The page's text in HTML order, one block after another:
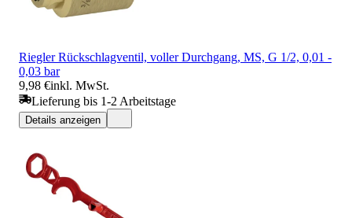
Riegler Rückschlagventil, voller Durchgang, MS, G 1/2, 0,01 -
0,03 bar
9,98 €inkl. MwSt.
Lieferung bis 1-2 Arbeitstage
Details anzeigen